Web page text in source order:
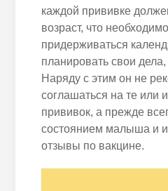
каждой прививке
возраст, что
придерживаться
планировать свои дела,
Наряду с этим он не
соглашаться на те или
прививок, а прежде
состоянием малыша и
отзывы по вакцине.